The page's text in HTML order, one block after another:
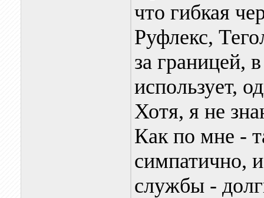
что гибкая
Руфлекс,
за границей,
использует,
Хотя, я не
Как по мне -
симпатично,
службы -